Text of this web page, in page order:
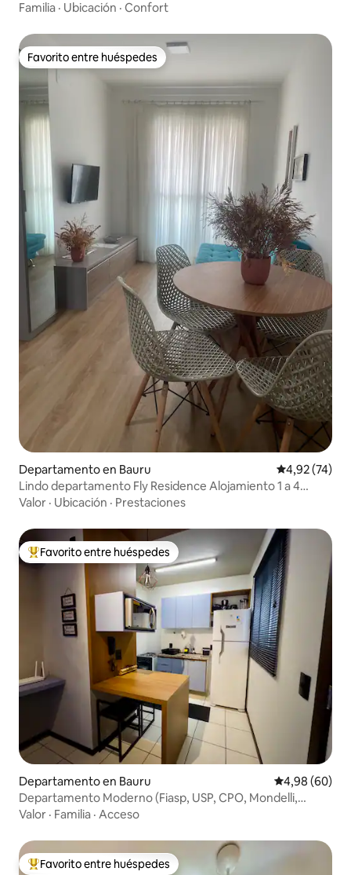
Familia · Ubicación · Confort
Favorito entre huéspedes
Favorito entre huéspedes
Departamento en Bauru Calificación
4,92 (74)
Lindo departamento Fly Residence Alojamiento 1 a 4
personas
Valor · Ubicación · Prestaciones
Favorito entre los huéspedes más destacados
Favorito entre huéspedes
Departamento en Bauru Calificación
4,98 (60)
Departamento Moderno (Fiasp, USP, CPO, Mondelli,
Facop)
Valor · Familia · Acceso
Favorito entre los huéspedes más destacados
Favorito entre huéspedes